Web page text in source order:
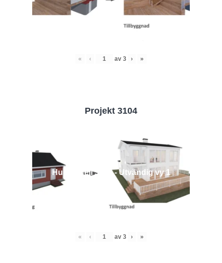
« ‹ av 3 › »
Projekt 3104
Husmodell 3104 - Utvändig vy 1
« ‹ av 3 › »